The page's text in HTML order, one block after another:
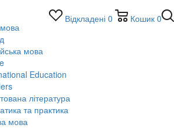
Відкладені 0 Кошик 0
мова
мова
Education
література
та практика
мова